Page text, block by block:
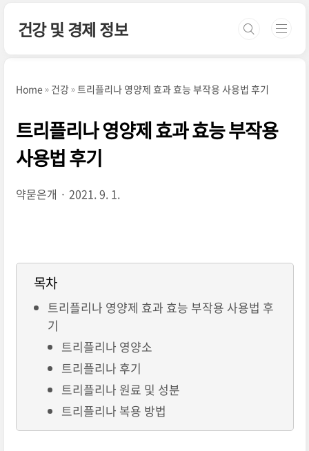
건강 및 경제 정보
Home 건강 트리플리나 영양제 효과 효능 부작용 사용법 후기
트리플리나 영양제 효과 효능 부작용
사용법 후기
약묻은개 2021. 9. 1.
목차
트리플리나 영양제 효과 효능 부작용 사용법 후
기
트리플리나 영양소
트리플리나 후기
트리플리나 원료 및 성분
트리플리나 복용 방법